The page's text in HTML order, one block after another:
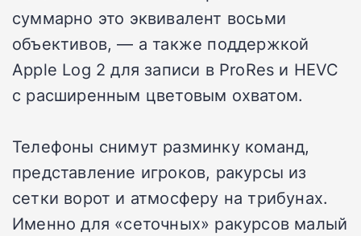
суммарно это эквивалент восьми
объективов, — а также поддержкой
Apple Log 2 для записи в ProRes и HEVC
с расширенным цветовым охватом.
Телефоны снимут разминку команд,
представление игроков, ракурсы из
сетки ворот и атмосферу на трибунах.
Именно для «сеточных» ракурсов малый